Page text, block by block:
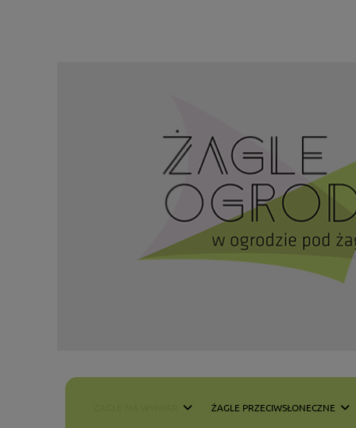
ŻAGLE PRZECIWSŁONECZNE